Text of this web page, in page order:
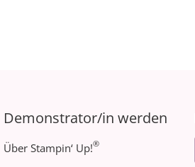
Demonstrator/in werden
Über Stampin‘ Up!®